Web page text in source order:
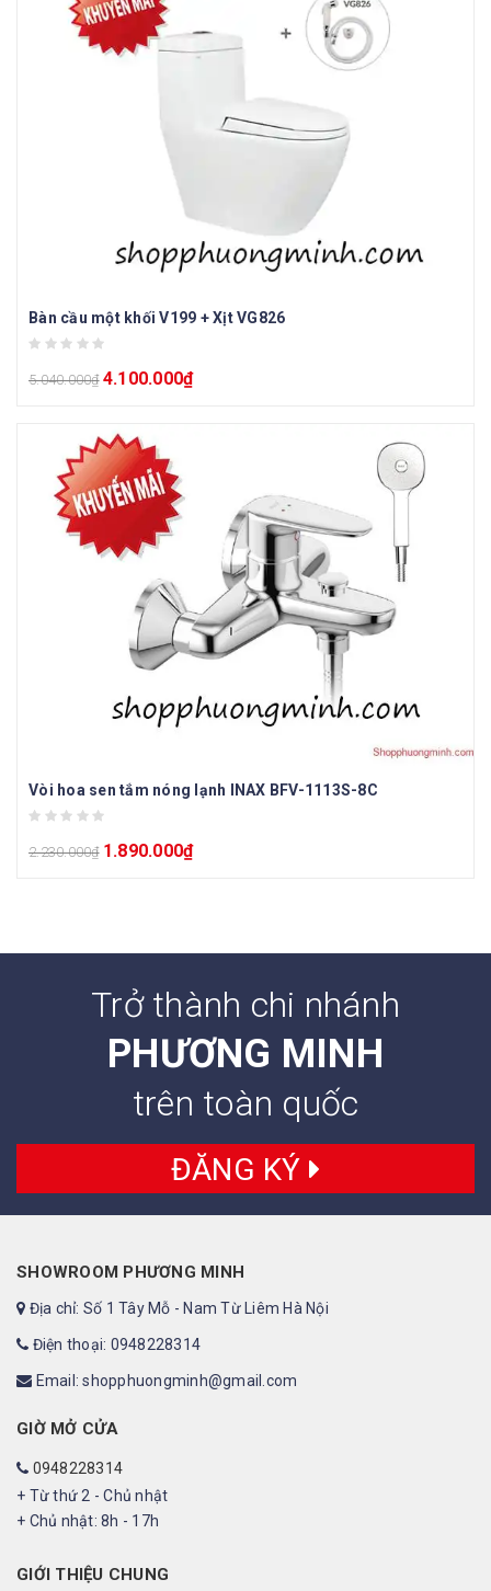
Bàn cầu một khối V199 + Xịt VG826
5.040.000₫ 4.100.000₫
Vòi hoa sen tắm nóng lạnh INAX BFV-1113S-8C
2.230.000₫ 1.890.000₫
Trở thành chi nhánh
PHƯƠNG MINH
trên toàn quốc
ĐĂNG KÝ
SHOWROOM PHƯƠNG MINH
Địa chỉ: Số 1 Tây Mỗ - Nam Từ Liêm Hà Nội
Điện thoại: 0948228314
Email: shopphuongminh@gmail.com
GIỜ MỞ CỬA
0948228314
+ Từ thứ 2 - Chủ nhật
+ Chủ nhật: 8h - 17h
GIỚI THIỆU CHUNG